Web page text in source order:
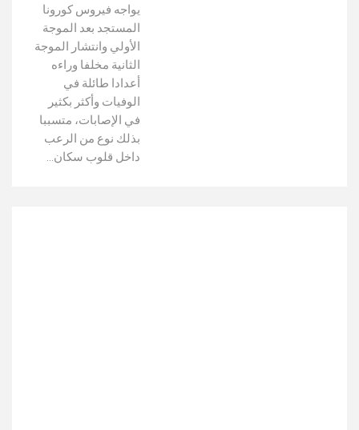
يواجه فيروس كورونا
المستجد بعد الموجة
الأولي وانتشار الموجة
الثانية مخلفا وراءه
أعدادا طائلة في
الوفيات وأكثر بكثير
في الإصابات، متسببا
بذلك نوع من الرعب
داخل قلوب سكان…